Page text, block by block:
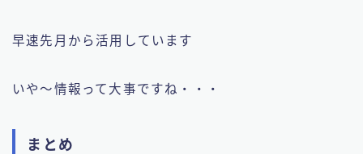
早速先月から活用しています
いや〜情報って大事ですね・・・
まとめ